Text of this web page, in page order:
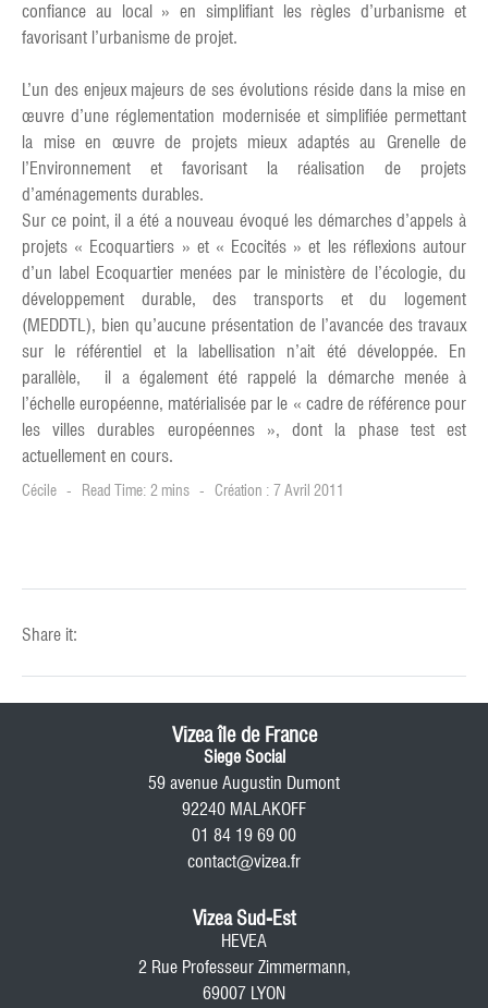
confiance au local » en simplifiant les règles d’urbanisme et
favorisant l’urbanisme de projet.
L’un des enjeux majeurs de ses évolutions réside dans la mise en
œuvre d’une réglementation modernisée et simplifiée permettant
la mise en œuvre de projets mieux adaptés au Grenelle de
l’Environnement et favorisant la réalisation de projets
d’aménagements durables.
Sur ce point, il a été a nouveau évoqué les démarches d’appels à
projets « Ecoquartiers » et « Ecocités » et les réflexions autour
d’un label Ecoquartier menées par le ministère de l’écologie, du
développement durable, des transports et du logement
(MEDDTL), bien qu’aucune présentation de l’avancée des travaux
sur le référentiel et la labellisation n’ait été développée. En
parallèle, il a également été rappelé la démarche menée à
l’échelle européenne, matérialisée par le « cadre de référence pour
les villes durables européennes », dont la phase test est
actuellement en cours.
Cécile Read Time: 2 mins Création : 7 Avril 2011
Share it:
Vizea île de France
Siege Social
59 avenue Augustin Dumont
92240 MALAKOFF
01 84 19 69 00
contact@vizea.fr
Vizea Sud-Est
HEVEA
2 Rue Professeur Zimmermann,
69007 LYON